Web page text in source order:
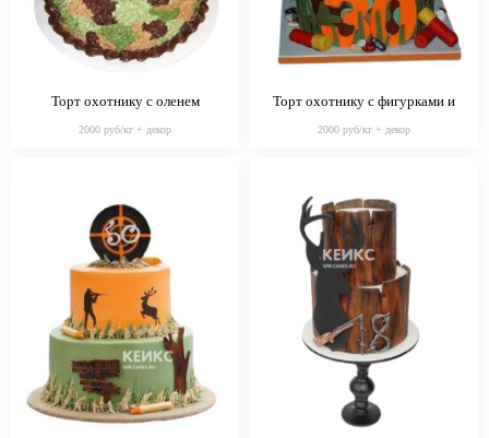
Торт охотнику с оленем
2000 руб/кг + декор
Торт охотнику с фигурками и
2000 руб/кг + декор